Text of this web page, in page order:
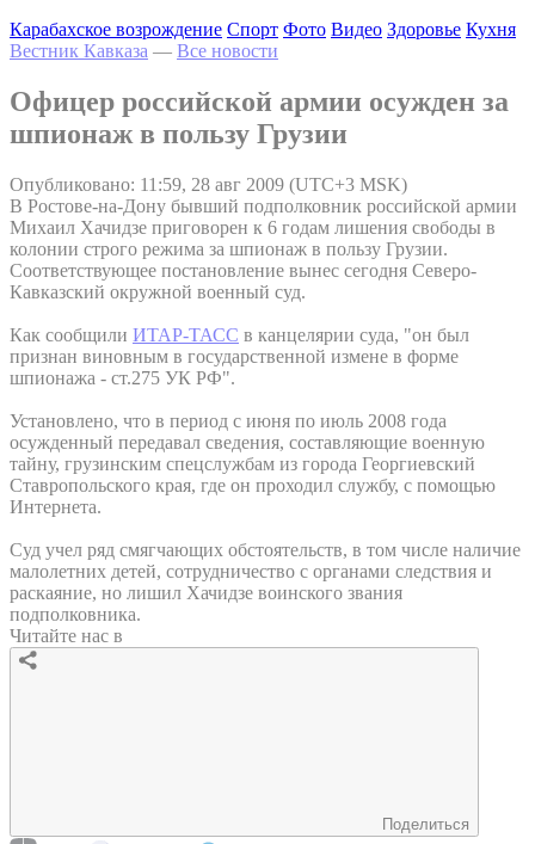
Карабахское возрождение Спорт Фото Видео Здоровье Кухня
Вестник Кавказа — Все новости
Офицер российской армии осужден за
шпионаж в пользу Грузии
Опубликовано: 11:59, 28 авг 2009 (UTC+3 MSK)
В Ростове-на-Дону бывший подполковник российской армии
Михаил Хачидзе приговорен к 6 годам лишения свободы в
колонии строго режима за шпионаж в пользу Грузии.
Соответствующее постановление вынес сегодня Северо-
Кавказский окружной военный суд.
Как сообщили ИТАР-ТАСС в канцелярии суда, "он был
признан виновным в государственной измене в форме
шпионажа - ст.275 УК РФ".
Установлено, что в период с июня по июль 2008 года
осужденный передавал сведения, составляющие военную
тайну, грузинским спецслужбам из города Георгиевский
Ставропольского края, где он проходил службу, с помощью
Интернета.
Суд учел ряд смягчающих обстоятельств, в том числе наличие
малолетних детей, сотрудничество с органами следствия и
раскаяние, но лишил Хачидзе воинского звания
подполковника.
Читайте нас в
Поделиться